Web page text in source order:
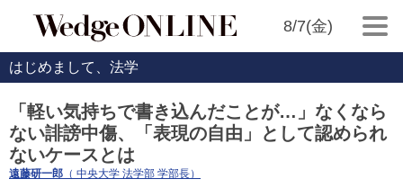
8/7(金)
はじめまして、法学
「軽い気持ちで書き込んだことが…」なくなら
ない誹謗中傷、「表現の自由」として認められ
ないケースとは
遠藤研一郎 （ 中央大学 法学部 学部長）